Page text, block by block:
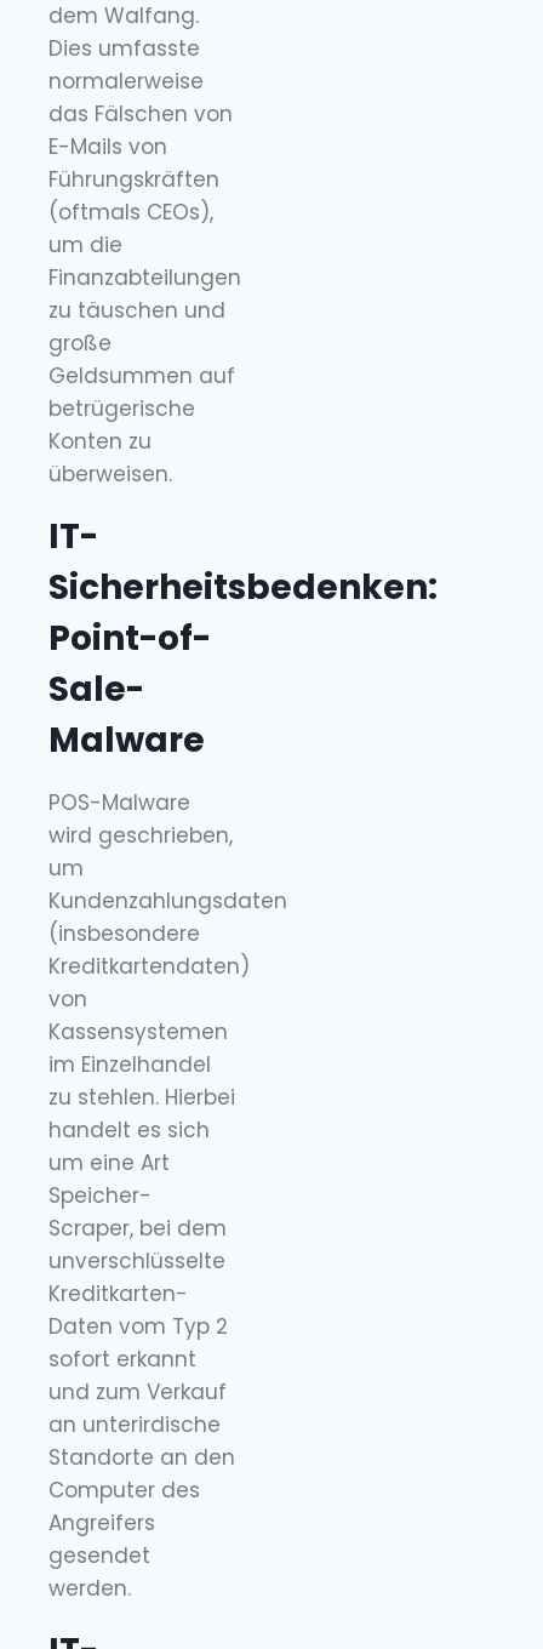
dem Walfang.
Dies umfasste
normalerweise
das Fälschen von
E-Mails von
Führungskräften
(oftmals CEOs),
um die
Finanzabteilungen
zu täuschen und
große
Geldsummen auf
betrügerische
Konten zu
überweisen.
IT-
Sicherheitsbedenken:
Point-of-
Sale-
Malware
POS-Malware
wird geschrieben,
um
Kundenzahlungsdaten
(insbesondere
Kreditkartendaten)
von
Kassensystemen
im Einzelhandel
zu stehlen. Hierbei
handelt es sich
um eine Art
Speicher-
Scraper, bei dem
unverschlüsselte
Kreditkarten-
Daten vom Typ 2
sofort erkannt
und zum Verkauf
an unterirdische
Standorte an den
Computer des
Angreifers
gesendet
werden.